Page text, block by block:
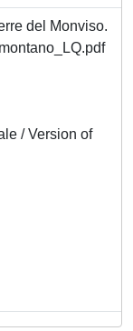
del Monviso.
/ Version of